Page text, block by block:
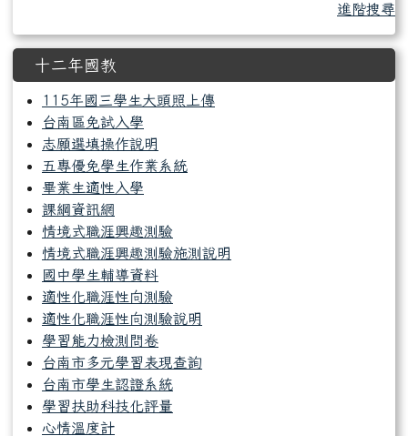
進階搜尋
十二年國教
115年國三學生大頭照上傳
台南區免試入學
志願選填操作說明
五專優免學生作業系統
畢業生適性入學
課綱資訊網
情境式職涯興趣測驗
情境式職涯興趣測驗施測說明
國中學生輔導資料
適性化職涯性向測驗
適性化職涯性向測驗說明
學習能力檢測問卷
台南市多元學習表現查詢
台南市學生認證系統
學習扶助科技化評量
心情溫度計